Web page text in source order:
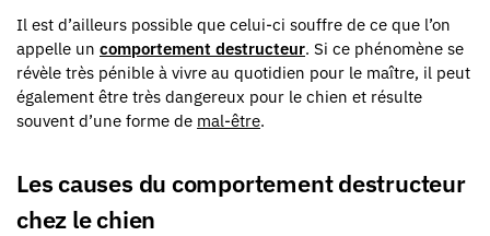
Il est d’ailleurs possible que celui-ci souffre de ce que l’on
appelle un comportement destructeur. Si ce phénomène se
révèle très pénible à vivre au quotidien pour le maître, il peut
également être très dangereux pour le chien et résulte
souvent d’une forme de mal-être.
Les causes du comportement destructeur
chez le chien